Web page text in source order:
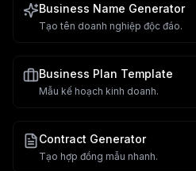
Business Name Generator
Tạo tên doanh nghiệp độc đáo.
Business Plan Template
Mẫu kế hoạch kinh doanh.
Contract Generator
Tạo hợp đồng mẫu nhanh.